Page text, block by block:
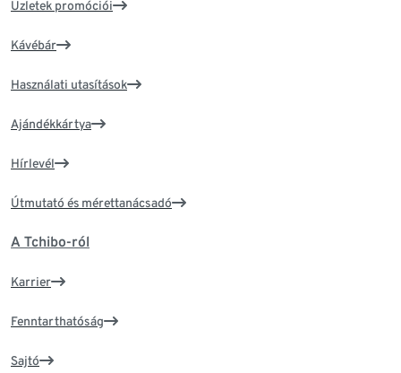
Üzletek promóciói
Kávébár
Használati utasítások
Ajándékkártya
Hírlevél
Útmutató és mérettanácsadó
A Tchibo-ról
Karrier
Fenntarthatóság
Sajtó